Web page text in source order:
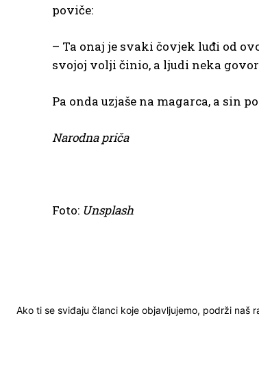
poviče:
– Ta onaj je svaki čovjek luđi od
svojoj volji činio, a ljudi neka
Pa onda uzjaše na magarca, a sin
Narodna priča
Foto: Unsplash
Ako ti se sviđaju članci koje objavljujemo, podrži naš